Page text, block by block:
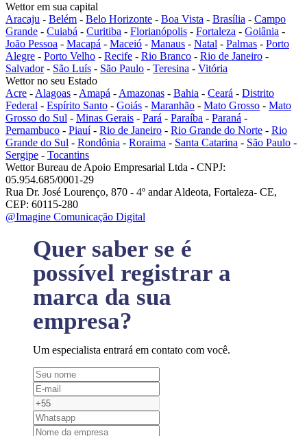
Wettor em sua capital
Aracaju - Belém - Belo Horizonte - Boa Vista - Brasília - Campo
Grande - Cuiabá - Curitiba - Florianópolis - Fortaleza - Goiânia -
João Pessoa - Macapá - Maceió - Manaus - Natal - Palmas - Porto
Alegre - Porto Velho - Recife - Rio Branco - Rio de Janeiro -
Salvador- São Luís - São Paulo - Teresina - Vitória
Wettor no seu Estado
Acre - Alagoas - Amapá - Amazonas - Bahia - Ceará - Distrito
Federal - Espírito Santo - Goiás - Maranhão - Mato Grosso - Mato
Grosso do Sul - Minas Gerais - Pará - Paraíba - Paraná -
Pernambuco - Piauí- Rio de Janeiro - Rio Grande do Norte - Rio
Grande do Sul - Rondônia - Roraima - Santa Catarina - São Paulo -
Sergipe - Tocantins
Wettor Bureau de Apoio Empresarial Ltda - CNPJ:
05.954.685/0001-29
Rua Dr. José Lourenço, 870 - 4º andar Aldeota, Fortaleza- CE,
CEP: 60115-280
@Imagine Comunicação Digital
Quer saber se é
possível registrar a
marca da sua
empresa?
Um especialista entrará em contato com você.